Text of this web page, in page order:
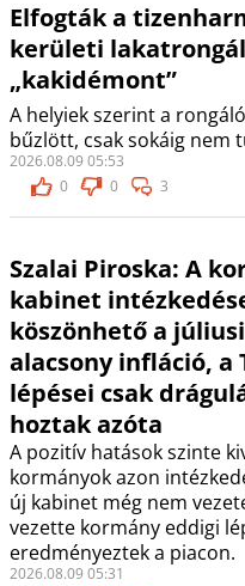
Elfogták a
kerületi
„kakidémont”
A helyiek szerint a
bűzlött, csak sokáig nem
2026.08.09 05:53
0
0 3
Szalai Piroska: A
kabinet
köszönhető a júliusi
alacsony infláció, a
lépései csak
hoztak azóta
A pozitív hatások szinte
kormányok azon
új kabinet még nem
vezette kormány eddigi
eredményeztek a piacon.
2026.08.09 05:31